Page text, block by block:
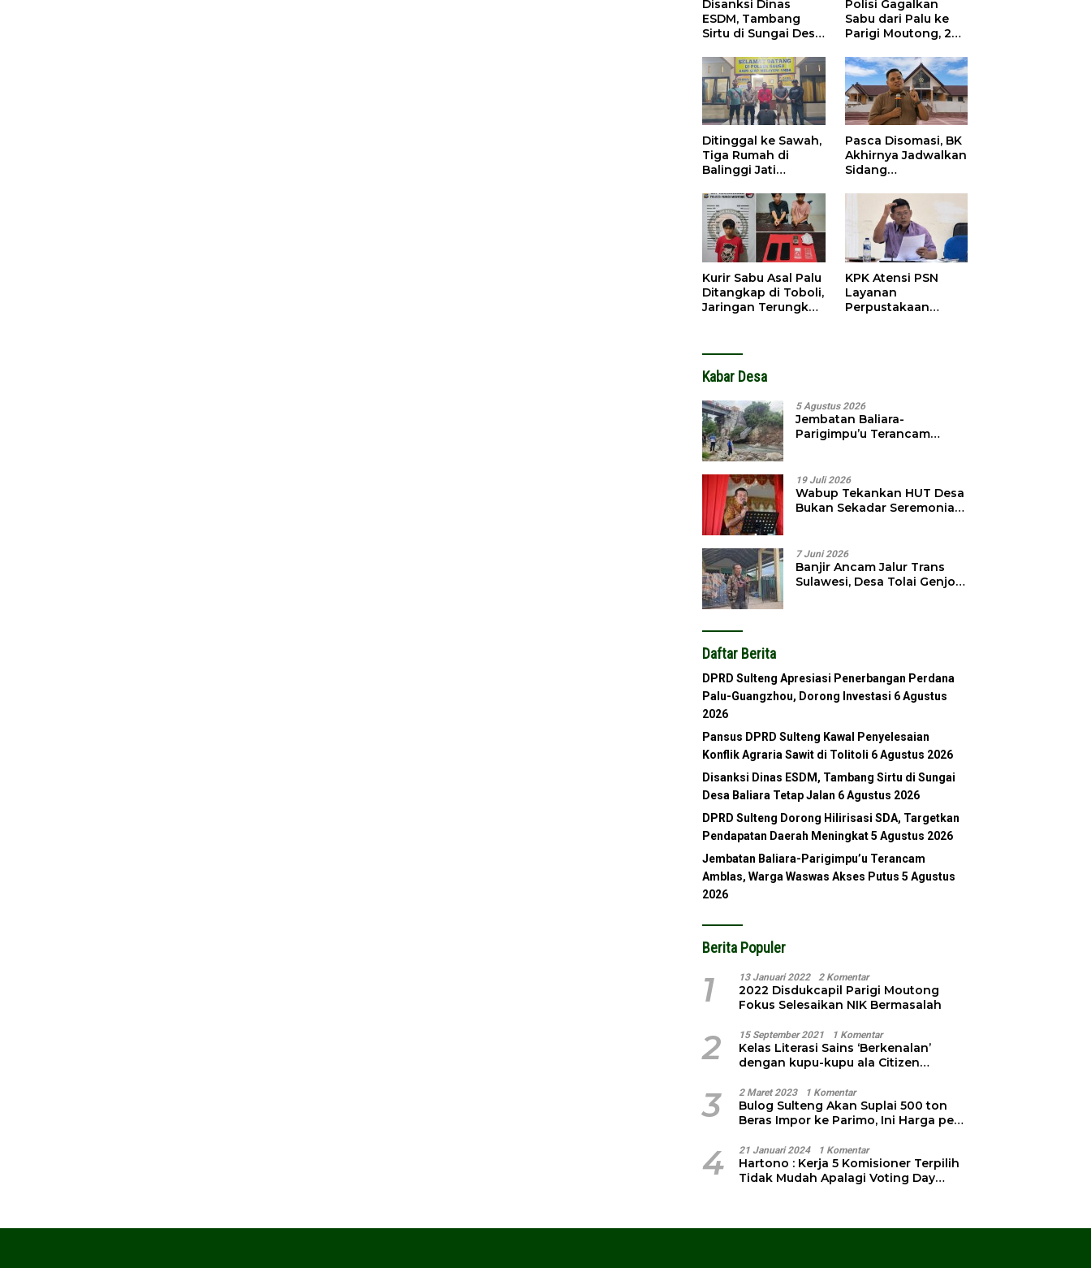
Disanksi Dinas
ESDM, Tambang
Sirtu di Sungai Desa
Polisi Gagalkan
Sabu dari Palu ke
Parigi Moutong, 2
Ditangkap
Ditinggal ke Sawah,
Tiga Rumah di
Balinggi Jati
Ditangkap Dini Hari
Pasca Disomasi, BK
Akhirnya Jadwalkan
Sidang
Terhadap Selpina
Kurir Sabu Asal Palu
Ditangkap di Toboli,
Jaringan Terungkap
KPK Atensi PSN
Layanan
Perpustakaan
Kabar Desa
5 Agustus 2026
Jembatan Baliara-
Parigimpu’u Terancam
19 Juli 2026
Wabup Tekankan HUT Desa
Bukan Sekadar Seremonial,
7 Juni 2026
Banjir Ancam Jalur Trans
Sulawesi, Desa Tolai Genjot
Daftar Berita
DPRD Sulteng Apresiasi Penerbangan Perdana
Palu-Guangzhou, Dorong Investasi 6 Agustus
2026
Pansus DPRD Sulteng Kawal Penyelesaian
Konflik Agraria Sawit di Tolitoli 6 Agustus 2026
Disanksi Dinas ESDM, Tambang Sirtu di Sungai
Desa Baliara Tetap Jalan 6 Agustus 2026
DPRD Sulteng Dorong Hilirisasi SDA, Targetkan
Pendapatan Daerah Meningkat 5 Agustus 2026
Jembatan Baliara-Parigimpu’u Terancam
Amblas, Warga Waswas Akses Putus 5 Agustus
2026
Berita Populer
1 13 Januari 2022 2 Komentar
2022 Disdukcapil Parigi Moutong
Fokus Selesaikan NIK Bermasalah
2 15 September 2021 1 Komentar
Kelas Literasi Sains ‘Berkenalan’
dengan kupu-kupu ala Citizen
3 2 Maret 2023 1 Komentar
Bulog Sulteng Akan Suplai 500 ton
Beras Impor ke Parimo, Ini Harga per
4 21 Januari 2024 1 Komentar
Hartono : Kerja 5 Komisioner Terpilih
Tidak Mudah Apalagi Voting Day